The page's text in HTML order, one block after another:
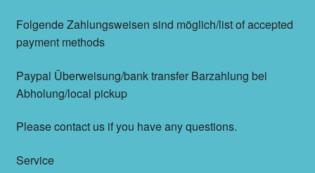
Folgende Zahlungsweisen sind möglich/list of accepted
payment methods
Paypal Überweisung/bank transfer Barzahlung bei
Abholung/local pickup
Please contact us if you have any questions.
Service